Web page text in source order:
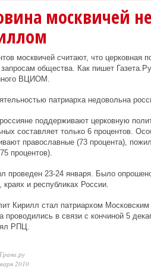
москвичей
москвичей считают, что церковная
запросам общества. Как пишет
ВЦИОМ.
патриарха недовольна
поддерживают церковную
составляет только 6 процентов.
православные (73 процента),
процентов).
проведен 23-24 января. Было
краях и республиках России.
Кирилл стал патриархом
проводились в связи с кончиной 5
РПЦ.
2010